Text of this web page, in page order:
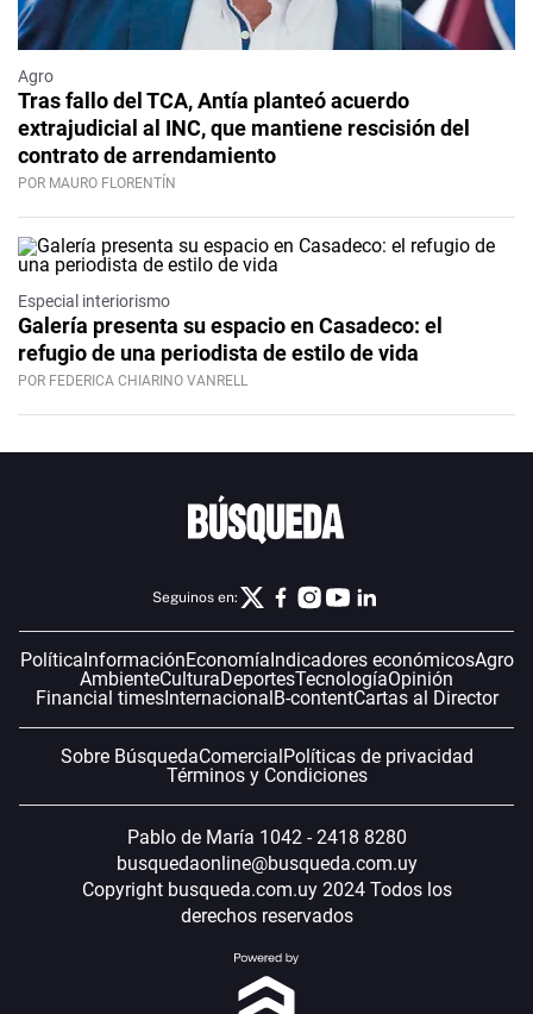
Agro
Tras fallo del TCA, Antía planteó acuerdo
extrajudicial al INC, que mantiene rescisión del
contrato de arrendamiento
POR MAURO FLORENTÍN
Especial interiorismo
Galería presenta su espacio en Casadeco: el
refugio de una periodista de estilo de vida
POR FEDERICA CHIARINO VANRELL
Seguinos en:
PolíticaInformaciónEconomíaIndicadores económicosAgro
AmbienteCulturaDeportesTecnologíaOpinión
Financial timesInternacionalB-contentCartas al Director
Sobre BúsquedaComercialPolíticas de privacidad
Términos y Condiciones
Pablo de María 1042 - 2418 8280
busquedaonline@busqueda.com.uy
Copyright busqueda.com.uy 2024 Todos los
derechos reservados